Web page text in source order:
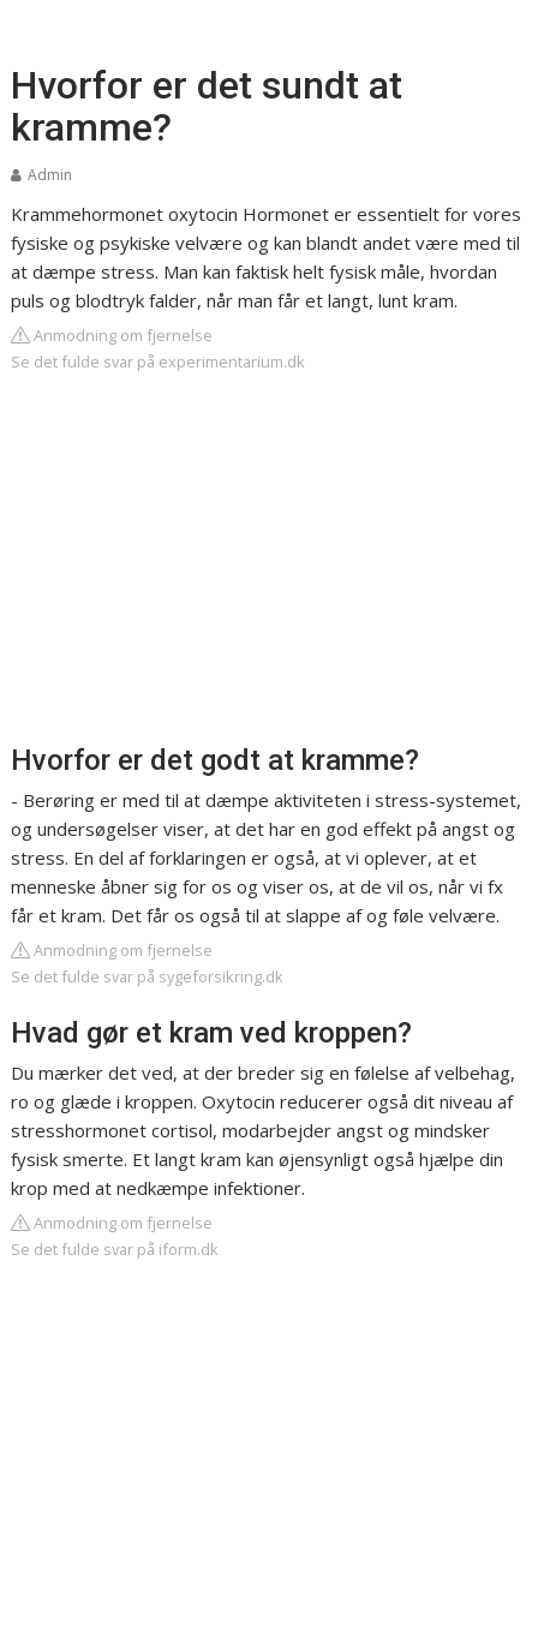
Hvorfor er det sundt at
kramme?
Admin
Krammehormonet oxytocin Hormonet er essentielt for vores
fysiske og psykiske velvære og kan blandt andet være med til
at dæmpe stress. Man kan faktisk helt fysisk måle, hvordan
puls og blodtryk falder, når man får et langt, lunt kram.
Anmodning om fjernelse
Se det fulde svar på experimentarium.dk
Hvorfor er det godt at kramme?
- Berøring er med til at dæmpe aktiviteten i stress-systemet,
og undersøgelser viser, at det har en god effekt på angst og
stress. En del af forklaringen er også, at vi oplever, at et
menneske åbner sig for os og viser os, at de vil os, når vi fx
får et kram. Det får os også til at slappe af og føle velvære.
Anmodning om fjernelse
Se det fulde svar på sygeforsikring.dk
Hvad gør et kram ved kroppen?
Du mærker det ved, at der breder sig en følelse af velbehag,
ro og glæde i kroppen. Oxytocin reducerer også dit niveau af
stresshormonet cortisol, modarbejder angst og mindsker
fysisk smerte. Et langt kram kan øjensynligt også hjælpe din
krop med at nedkæmpe infektioner.
Anmodning om fjernelse
Se det fulde svar på iform.dk